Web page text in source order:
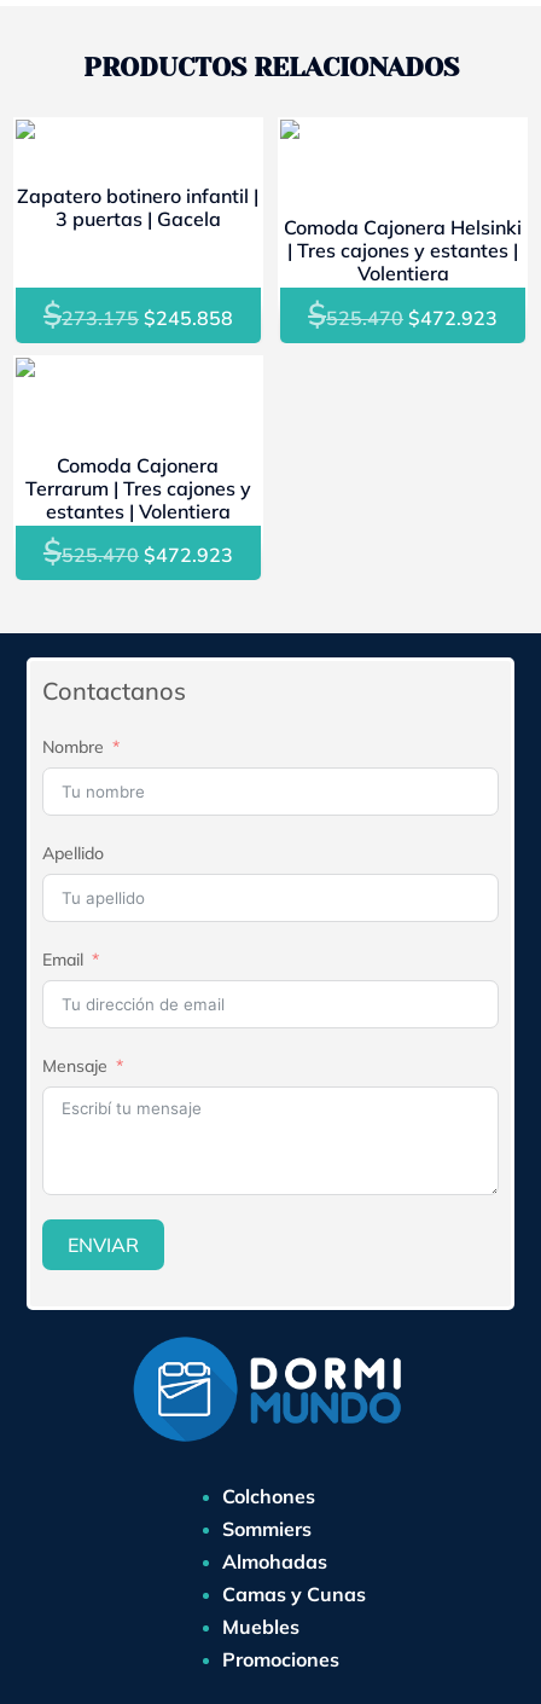
PRODUCTOS RELACIONADOS
Zapatero botinero infantil |
3 puertas | Gacela
$273.175 El
precio
$245.858El
precio
Comoda Cajonera Helsinki
| Tres cajones y estantes |
Volentiera
$525.470 El
precio
$472.923
Comoda Cajonera
Terrarum | Tres cajones y
estantes | Volentiera
$525.470 El
precio
$472.923El
precio
Colchones
Sommiers
Almohadas
Camas y Cunas
Muebles
Promociones
Contactanos
Nombre
Apellido
Email
Mensaje
ENVIAR